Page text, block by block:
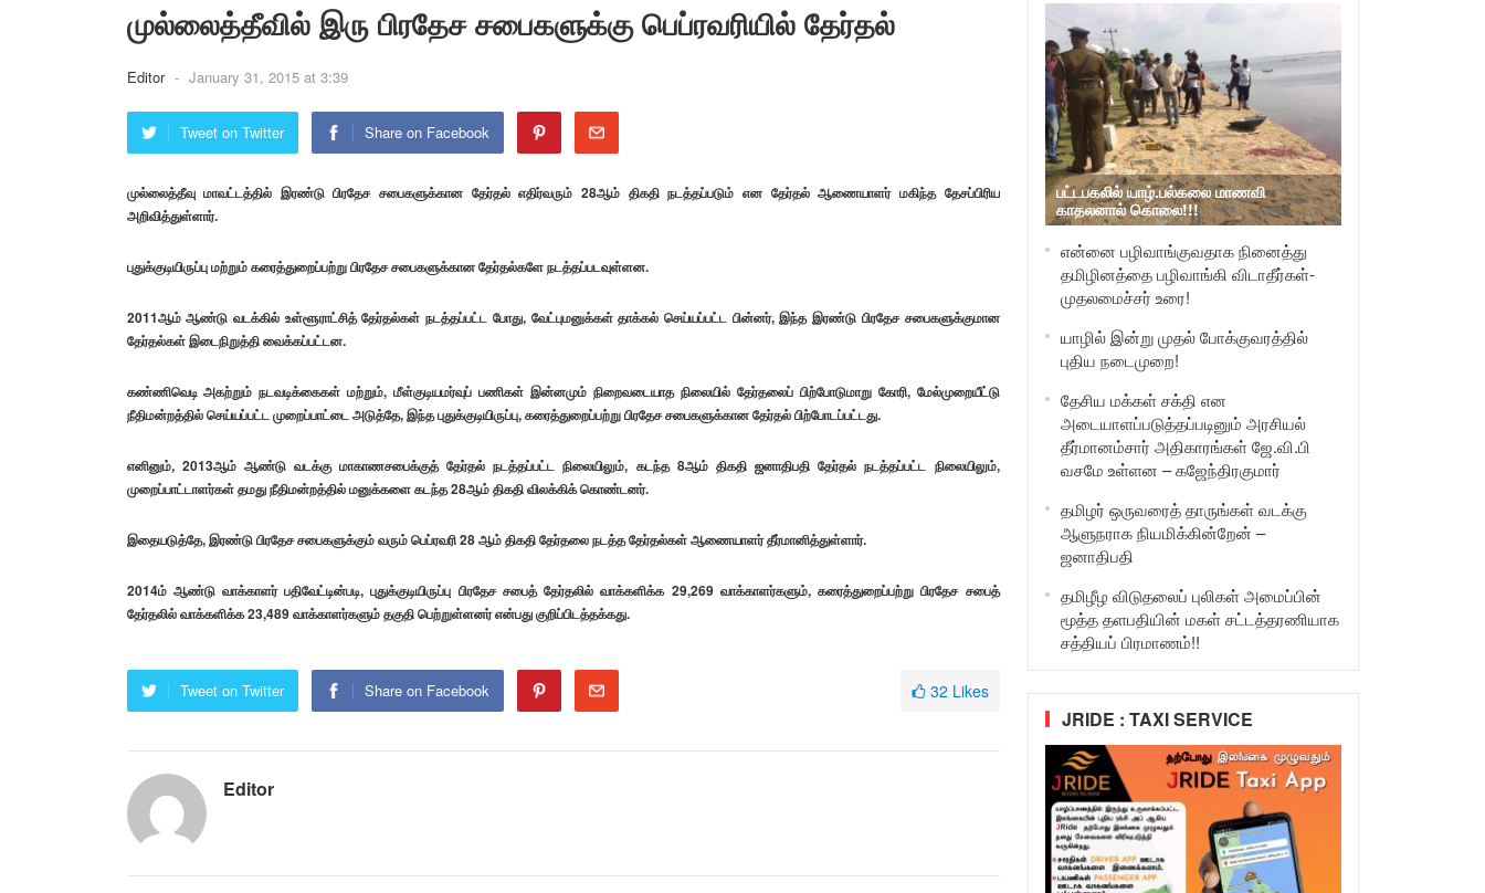
முல்லைத்தீவில் இரு பிரதேச சபைகளுக்கு பெப்ரவரியில் தேர்தல்
Editor - January 31, 2015 at 3:39
Tweet on Twitter Share on Facebook
முல்லைத்தீவு மாவட்டத்தில் இரண்டு பிரதேச சபைகளுக்கான தேர்தல் எதிர்வரும் 28ஆம் திகதி நடத்தப்படும் என தேர்தல் ஆணையாளர் மகிந்த தேசப்பிரிய
அறிவித்துள்ளார்.
புதுக்குடியிருப்பு மற்றும் கரைத்துறைப்பற்று பிரதேச சபைகளுக்கான தேர்தல்களே நடத்தப்படவுள்ளன.
2011ஆம் ஆண்டு வடக்கில் உள்ளூராட்சித் தேர்தல்கள் நடத்தப்பட்ட போது, வேட்புமனுக்கள் தாக்கல் செய்யப்பட்ட பின்னர், இந்த இரண்டு பிரதேச சபைகளுக்குமான
தேர்தல்கள் இடைநிறுத்தி வைக்கப்பட்டன.
கண்ணிவெடி அகற்றும் நடவடிக்கைகள் மற்றும், மீள்குடியமர்வுப் பணிகள் இன்னமும் நிறைவடையாத நிலையில் தேர்தலைப் பிற்போடுமாறு கோரி, மேல்முறையீட்டு
நீதிமன்றத்தில் செய்யப்பட்ட முறைப்பாட்டை அடுத்தே, இந்த புதுக்குடியிருப்பு, கரைத்துறைப்பற்று பிரதேச சபைகளுக்கான தேர்தல் பிற்போடப்பட்டது.
எனினும், 2013ஆம் ஆண்டு வடக்கு மாகாணசபைக்குத் தேர்தல் நடத்தப்பட்ட நிலையிலும், கடந்த 8ஆம் திகதி ஜனாதிபதி தேர்தல் நடத்தப்பட்ட நிலையிலும்,
முறைப்பாட்டாளர்கள் தமது நீதிமன்றத்தில் மனுக்களை கடந்த 28ஆம் திகதி விலக்கிக் கொண்டனர்.
இதையடுத்தே, இரண்டு பிரதேச சபைகளுக்கும் வரும் பெப்ரவரி 28 ஆம் திகதி தேர்தலை நடத்த தேர்தல்கள் ஆணையாளர் தீர்மானித்துள்ளார்.
2014ம் ஆண்டு வாக்காளர் பதிவேட்டின்படி, புதுக்குடியிருப்பு பிரதேச சபைத் தேர்தலில் வாக்களிக்க 29,269 வாக்காளர்களும், கரைத்துறைப்பற்று பிரதேச சபைத்
தேர்தலில் வாக்களிக்க 23,489 வாக்காளர்களும் தகுதி பெற்றுள்ளனர் என்பது குறிப்பிடத்தக்கது.
Tweet on Twitter Share on Facebook 32 Likes
Editor
பட்டபகலில் யாழ்.பல்கலை மாணவி
காதலனால் கொலை!!!
என்னை பழிவாங்குவதாக நினைத்து
தமிழினத்தை பழிவாங்கி விடாதீர்கள்-
முதலமைச்சர் உரை!
யாழில் இன்று முதல் போக்குவரத்தில்
புதிய நடைமுறை!
தேசிய மக்கள் சக்தி என
அடையாளப்படுத்தப்படினும் அரசியல்
தீர்மானம்சார் அதிகாரங்கள் ஜே.வி.பி
வசமே உள்ளன – கஜேந்திரகுமார்
தமிழர் ஒருவரைத் தாருங்கள் வடக்கு
ஆளுநராக நியமிக்கின்றேன் –
ஜனாதிபதி
தமிழீழ விடுதலைப் புலிகள் அமைப்பின்
மூத்த தளபதியின் மகள் சட்டத்தரணியாக
சத்தியப் பிரமாணம்!!
JRIDE : TAXI SERVICE